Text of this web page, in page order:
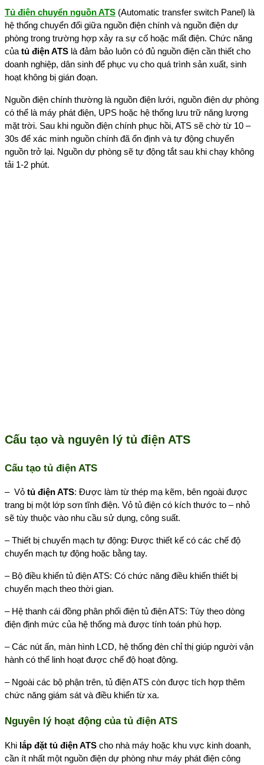
Tủ điện chuyển nguồn ATS (Automatic transfer switch Panel) là
hệ thống chuyển đổi giữa nguồn điện chính và nguồn điện dự
phòng trong trường hợp xảy ra sự cố hoặc mất điện. Chức năng
của tủ điện ATS là đảm bảo luôn có đủ nguồn điện cần thiết cho
doanh nghiệp, dân sinh để phục vụ cho quá trình sản xuất, sinh
hoạt không bị gián đoạn.
Nguồn điện chính thường là nguồn điện lưới, nguồn điện dự phòng
có thể là máy phát điện, UPS hoặc hệ thống lưu trữ năng lượng
mặt trời. Sau khi nguồn điện chính phục hồi, ATS sẽ chờ từ 10 –
30s để xác minh nguồn chính đã ổn định và tự động chuyển
nguồn trở lại. Nguồn dự phòng sẽ tự động tắt sau khi chạy không
tải 1-2 phút.
Cấu tạo và nguyên lý tủ điện ATS
Cấu tạo tủ điện ATS
– Vỏ tủ điện ATS: Được làm từ thép mạ kẽm, bên ngoài được
trang bị một lớp sơn tĩnh điện. Vỏ tủ điện có kích thước to – nhỏ
sẽ tùy thuộc vào nhu cầu sử dụng, công suất.
– Thiết bị chuyển mạch tự động: Được thiết kế có các chế độ
chuyển mạch tự động hoặc bằng tay.
– Bộ điều khiển tủ điện ATS: Có chức năng điều khiển thiết bị
chuyển mạch theo thời gian.
– Hệ thanh cái đồng phân phối điện tủ điện ATS: Tùy theo dòng
điện định mức của hệ thống mà được tính toán phù hợp.
– Các nút ấn, màn hình LCD, hệ thống đèn chỉ thị giúp người vận
hành có thể linh hoạt được chế độ hoạt động.
– Ngoài các bộ phận trên, tủ điện ATS còn được tích hợp thêm
chức năng giám sát và điều khiển từ xa.
Nguyên lý hoạt động của tủ điện ATS
Khi lắp đặt tủ điện ATS cho nhà máy hoặc khu vực kinh doanh,
cần ít nhất một nguồn điện dự phòng như máy phát điện công